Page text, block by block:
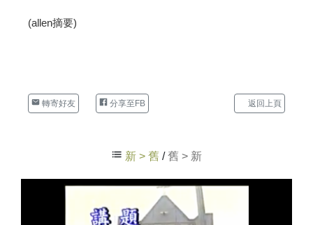
(allen摘要)
轉寄好友 分享至FB 返回上頁
新 > 舊 /舊 > 新